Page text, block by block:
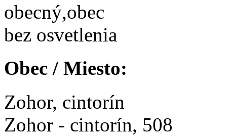
obecný,obec
bez osvetlenia
Obec / Miesto:
Zohor, cintorín
Zohor - cintorín, 508